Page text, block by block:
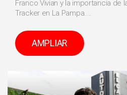
Franco Vivian y la importancia de
Tracker en La Pampa....
AMPLIAR